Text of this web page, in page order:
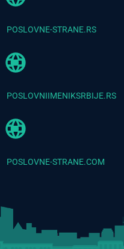
POSLOVNE-STRANE.RS
POSLOVNIIMENIKSRBIJE.RS
POSLOVNE-STRANE.COM